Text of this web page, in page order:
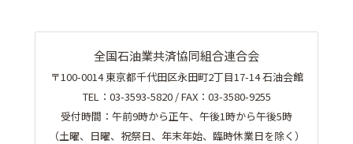
全国石油業共済協同組合連合会
〒100-0014 東京都千代田区永田町2丁目17-14 石油会館
TEL：03-3593-5820 / FAX：03-3580-9255
受付時間：午前9時から正午、午後1時から午後5時
（土曜、日曜、祝祭日、年末年始、臨時休業日を除く）